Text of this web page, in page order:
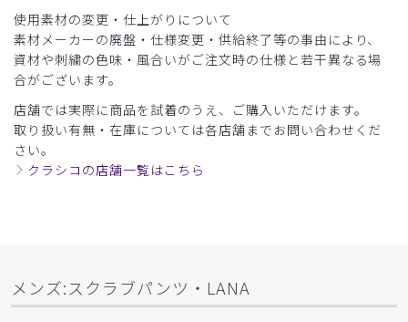
使用素材の変更・仕上がりについて
素材メーカーの廃盤・仕様変更・供給終了等の事由により、
資材や刺繍の色味・風合いがご注文時の仕様と若干異なる場
合がございます。
店舗では実際に商品を試着のうえ、ご購入いただけます。
取り扱い有無・在庫については各店舗までお問い合わせくだ
さい。
クラシコの店舗一覧はこちら
メンズ:スクラブパンツ・LANA